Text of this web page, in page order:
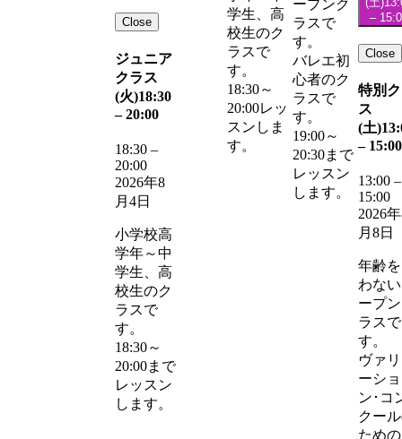
Close
ジュニア
クラス
(火)18:30
– 20:00
18:30 –
20:00
2026年8
月4日
小学校高
学年～中
学生、高
校生のク
ラスで
す。
18:30～
20:00まで
レッスン
します。
学生、高
校生のク
ラスで
す。
18:30～
20:00レッ
スンしま
す。
ープンク
ラスで
す。
バレエ初
心者のク
ラスで
す。
19:00～
20:30まで
レッスン
します。
–
Close
特別
ス
(土)
– 15:00
13:00 –
15:00
2026
月8日
年齢
わな
ープ
ラスで
す。
ヴァ
ーショ
ン･コ
クー
ため